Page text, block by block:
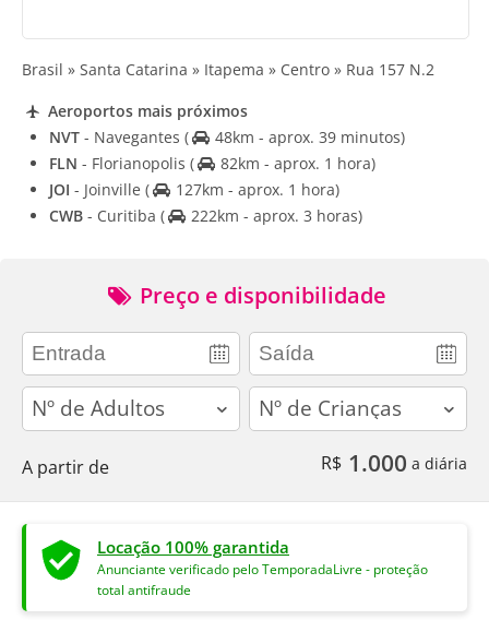
Brasil » Santa Catarina » Itapema » Centro » Rua 157 N.2
Aeroportos mais próximos
NVT - Navegantes (
48km - aprox. 39 minutos)
FLN - Florianopolis (
82km - aprox. 1 hora)
JOI - Joinville (
127km - aprox. 1 hora)
CWB - Curitiba ( 222km - aprox. 3 horas)
Preço e disponibilidade
adults children
A partir de R$ 1.000 a diária
Locação 100% garantida
Anunciante verificado pelo TemporadaLivre - proteção
total antifraude